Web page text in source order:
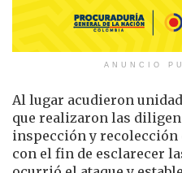
ANUNCIO
Al lugar acudieron
que realizaron las
inspección y
con el fin de esclarecer